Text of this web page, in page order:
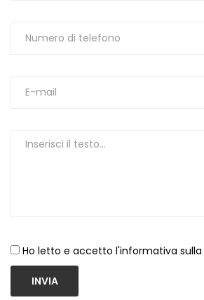
Ho letto e accetto l'informativa sulla
INVIA